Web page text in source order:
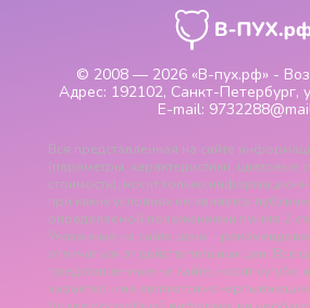
© 2008 — 2026 «В-пух.рф» -
Адрес: 192102, Санкт-Петербург,
E-mail:
Вся представленная на сайте
(параметры, характеристики, цветовые
стоимость), носит только
при каких условиях не является
определяемой положениями пункта 2
Указанные на сайте цены -
отличаться от действительных цен. Все
представленные на сайте, носят
характер и не являются